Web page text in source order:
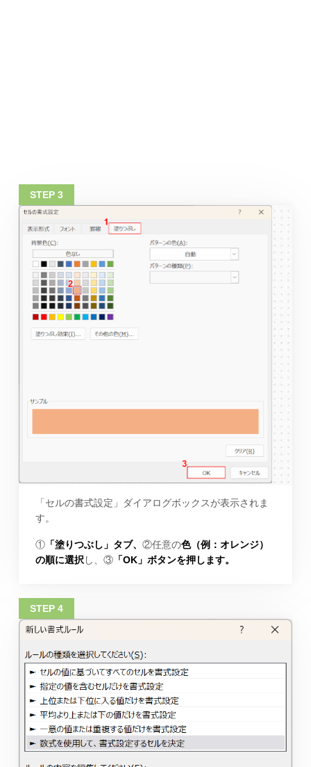
「セルの書式設定」ダイアログボックスが表示されま
す。
①「塗りつぶし」タブ、 ②任意の色（例：オレンジ）
の順に選択し、③「OK」ボタンを押します。